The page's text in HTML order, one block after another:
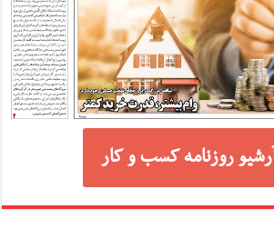
روزنامه کسب و کار